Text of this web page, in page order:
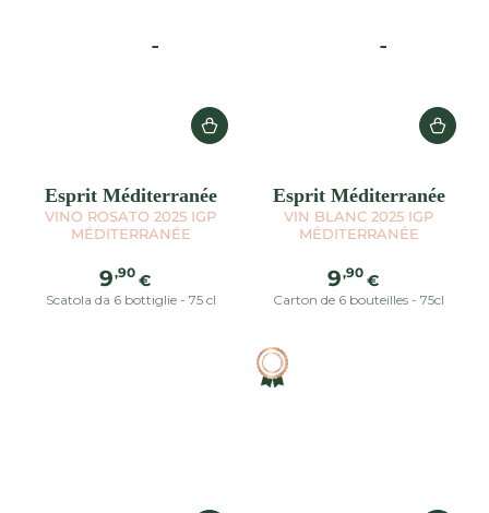
Esprit Méditerranée
VINO ROSATO 2025 IGP
MÉDITERRANÉE
Prezzo
regolare
9,90 €
Scatola da 6 bottiglie - 75 cl
Esprit Méditerranée
VIN BLANC 2025 IGP
MÉDITERRANÉE
Prezzo
regolare
9,90 €
Carton de 6 bouteilles - 75cl